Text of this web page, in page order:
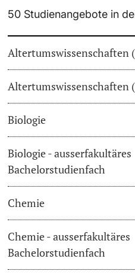
weitere Informationen
Informationen,
Studienberatung
Studienfachberatung
Im Studium
Vorlesungsverzeichnis
Belegen
Weiterbildung
Universität
50 Studienangebote in
Altertumswissenschaften
Altertumswissenschaften
Biologie
Biologie - ausserfakultäres
Bachelorstudienfach
Chemie
Chemie - ausserfakultäres
Bachelorstudienfach